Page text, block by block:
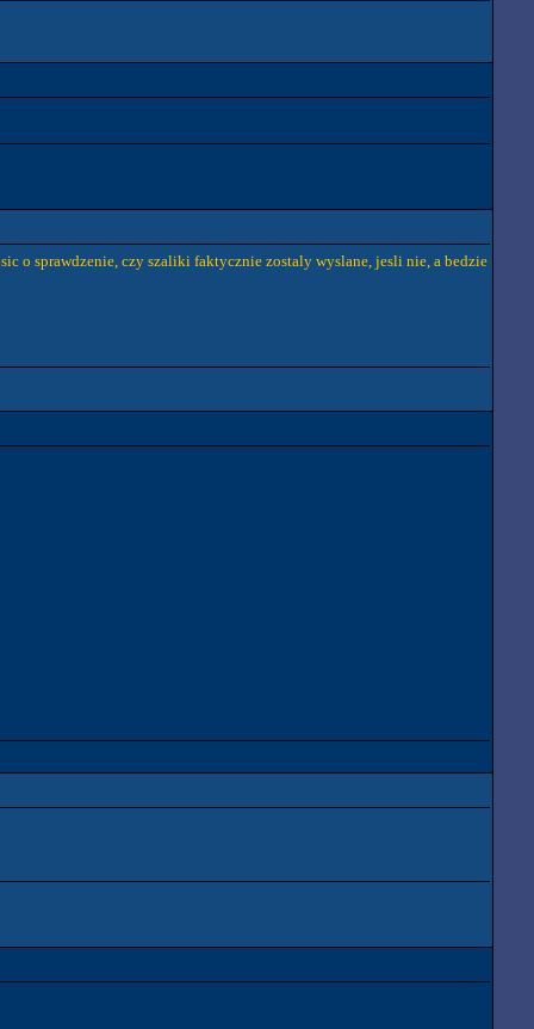
o sprawdzenie, czy szaliki faktycznie zostaly wyslane, jesli nie, a bedzie